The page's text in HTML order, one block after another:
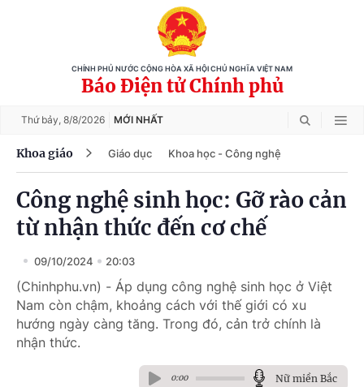
CHÍNH PHỦ NƯỚC CỘNG HÒA XÃ HỘI CHỦ NGHĨA VIỆT NAM
Báo Điện tử Chính phủ
Thứ bảy, 8/8/2026 MỚI NHẤT
Khoa giáo Giáo dục Khoa học - Công nghệ
Công nghệ sinh học: Gỡ rào cản
từ nhận thức đến cơ chế
09/10/2024 20:03
(Chinhphu.vn) - Áp dụng công nghệ sinh học ở Việt
Nam còn chậm, khoảng cách với thế giới có xu
hướng ngày càng tăng. Trong đó, cản trở chính là
nhận thức.
0:00 Nữ miền Bắc